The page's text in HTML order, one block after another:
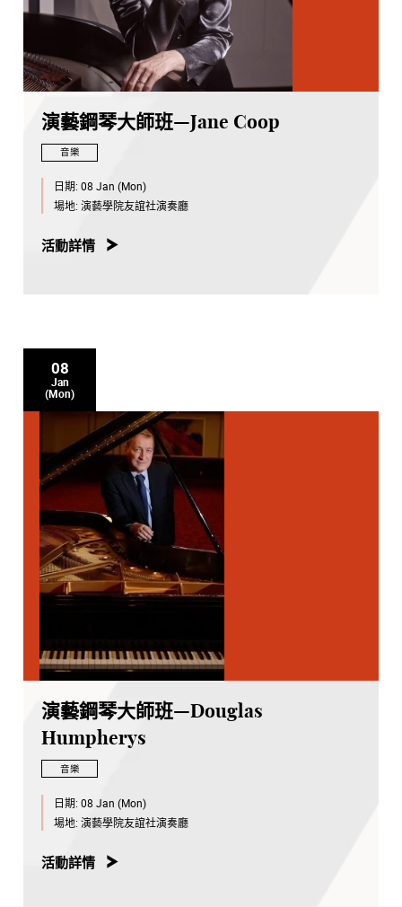
演藝鋼琴大師班—Jane Coop
音樂
日期: 08 Jan (Mon)
場地: 演藝學院友誼社演奏廳
活動詳情
08
Jan
(Mon)
演藝鋼琴大師班—Douglas
Humpherys
音樂
日期: 08 Jan (Mon)
場地: 演藝學院友誼社演奏廳
活動詳情